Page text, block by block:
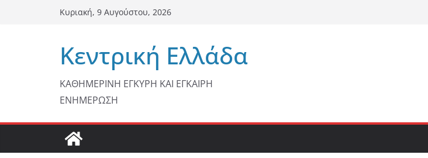
Κυριακή, 9 Αυγούστου, 2026
Κεντρική Ελλάδα
ΚΑΘΗΜΕΡΙΝΗ ΕΓΚΥΡΗ ΚΑΙ ΕΓΚΑΙΡΗ
ΕΝΗΜΕΡΩΣΗ